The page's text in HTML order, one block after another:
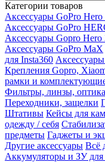
Категории товаров
Аксессуары GoPro Hero
Аксессуары GoPro
Аксессуары Gopro Hero
Аксессуары GoPro MaX
для Insta360
Крепления Gopro,
рамки и
Фильтры, линзы, оптика
Переходники, защелки
Штативы Кейсы для
одежду / себя
предметы Гаджеты и
Другие аксессуары Всё
Аккумуляторы и ЗУ для